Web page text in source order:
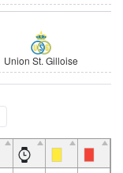
Union St. Gilloise